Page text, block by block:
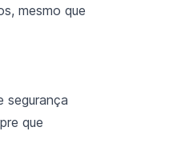
mesmo que
segurança
que